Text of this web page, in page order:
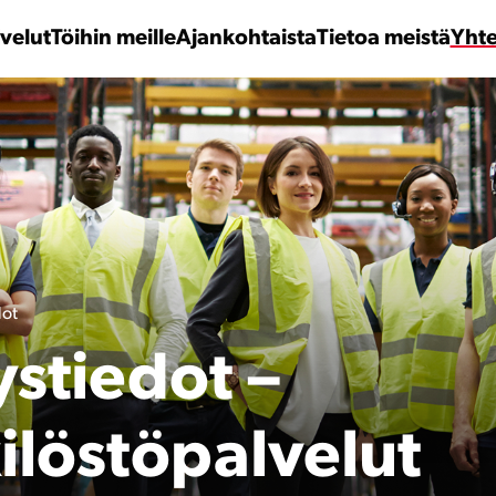
Töihin meilleAjankohtaistaTietoa meistä
–